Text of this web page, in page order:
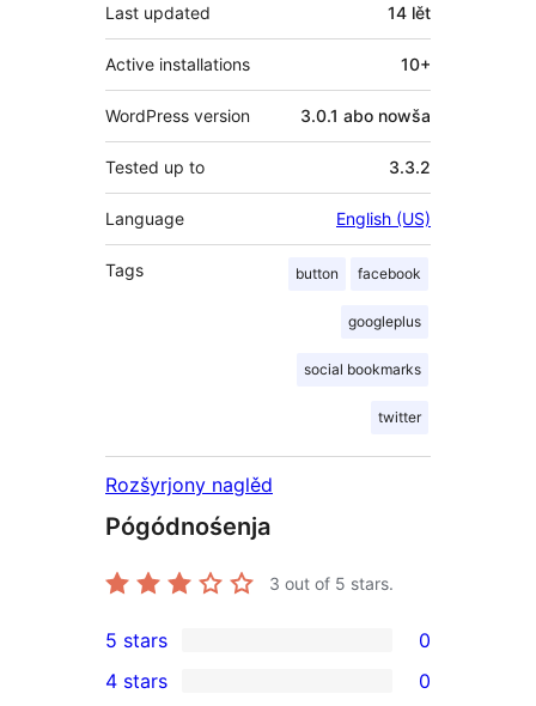
Last updated 14 lět
Active installations 10+
WordPress version 3.0.1 abo nowša
Tested up to 3.3.2
Language English (US)
Tags button facebook
googleplus
social bookmarks
twitter
Rozšyrjony naglěd
Pógódnośenja
3 out of 5 stars.
0
5-
5 stars 0
4 stars 0